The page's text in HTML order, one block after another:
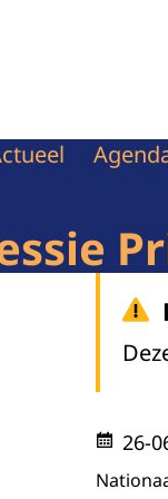
26-